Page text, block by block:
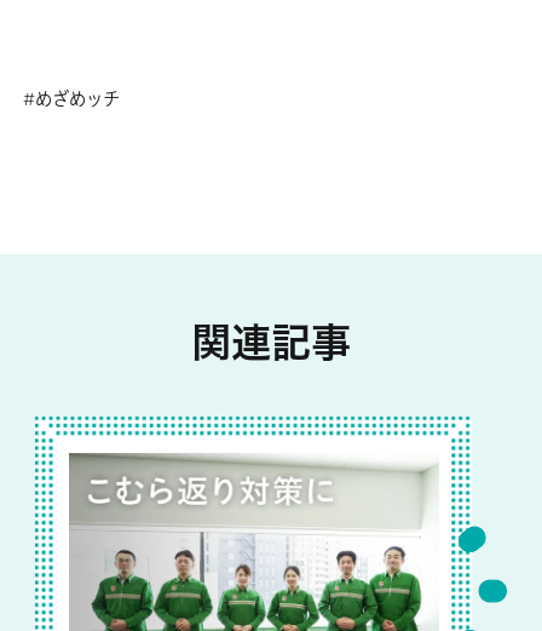
めざめッチ
関連記事